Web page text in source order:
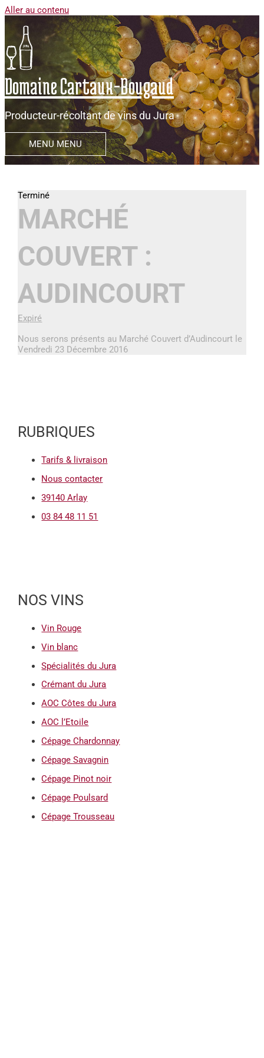
Aller au contenu
Domaine Cartaux-Bougaud
Producteur-récoltant de vins du Jura
MENU MENU
MARCHÉ
COUVERT :
AUDINCOURT
Expiré
Nous serons présents au Marché Couvert d’Audincourt le
Vendredi 23 Décembre 2016
RUBRIQUES
Tarifs & livraison
Nous contacter
39140 Arlay
03 84 48 11 51
NOS VINS
Vin Rouge
Vin blanc
Spécialités du Jura
Crémant du Jura
AOC Côtes du Jura
AOC l’Etoile
Cépage Chardonnay
Cépage Savagnin
Cépage Pinot noir
Cépage Poulsard
Cépage Trousseau